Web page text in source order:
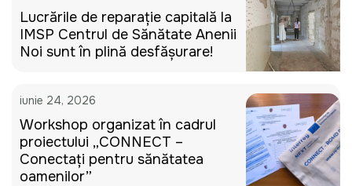
Lucrările de reparație capitală la
IMSP Centrul de Sănătate Anenii
Noi sunt în plină desfășurare!
iunie 24, 2026
Workshop organizat în cadrul
proiectului „CONNECT –
Conectați pentru sănătatea
oamenilor”